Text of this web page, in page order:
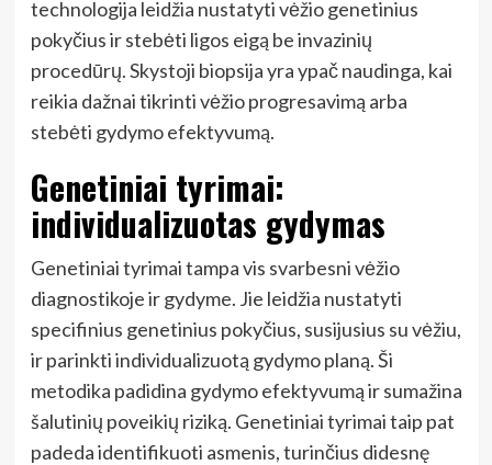
technologija leidžia nustatyti vėžio genetinius
pokyčius ir stebėti ligos eigą be invazinių
procedūrų. Skystoji biopsija yra ypač naudinga, kai
reikia dažnai tikrinti vėžio progresavimą arba
stebėti gydymo efektyvumą.
Genetiniai tyrimai:
individualizuotas gydymas
Genetiniai tyrimai tampa vis svarbesni vėžio
diagnostikoje ir gydyme. Jie leidžia nustatyti
specifinius genetinius pokyčius, susijusius su vėžiu,
ir parinkti individualizuotą gydymo planą. Ši
metodika padidina gydymo efektyvumą ir sumažina
šalutinių poveikių riziką. Genetiniai tyrimai taip pat
padeda identifikuoti asmenis, turinčius didesnę